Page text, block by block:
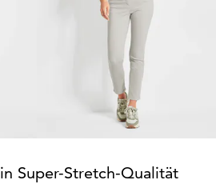
Super-Stretch-Qualität